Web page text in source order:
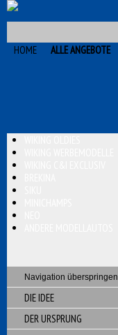
HOME
ALLE ANGEBOTE
Navigation überspringen
DIE IDEE
DER URSPRUNG